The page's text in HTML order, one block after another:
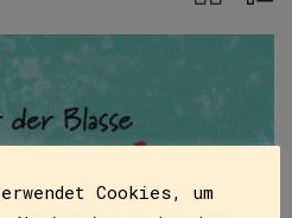
Cookies, um